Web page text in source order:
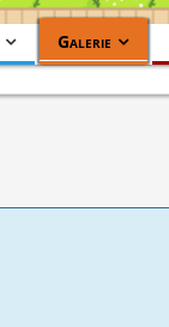
Galerie